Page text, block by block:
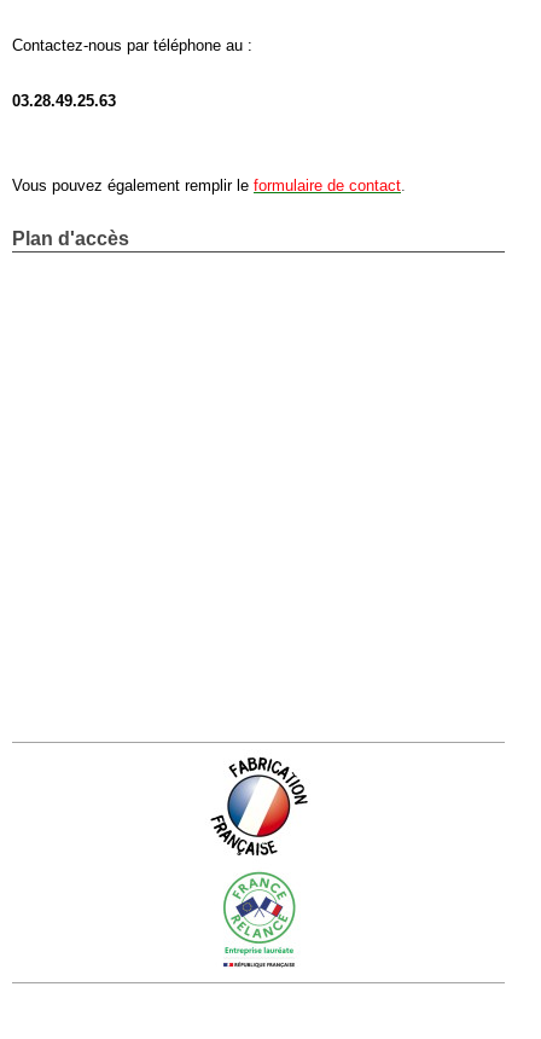
Contactez-nous par téléphone au :
03.28.49.25.63
Vous pouvez également remplir le formulaire de contact.
Plan d'accès